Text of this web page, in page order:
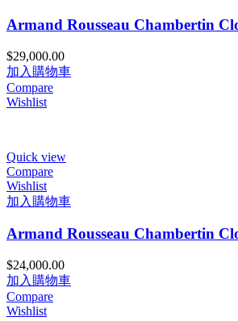
Armand Rousseau Chambertin
$29,000.00
加入購物車
Compare
Wishlist
Quick view
Compare
Wishlist
加入購物車
Armand Rousseau Chambertin
$24,000.00
加入購物車
Compare
Wishlist